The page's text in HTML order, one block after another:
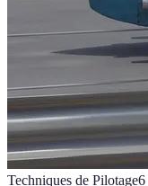
Techniques de Pilotage6